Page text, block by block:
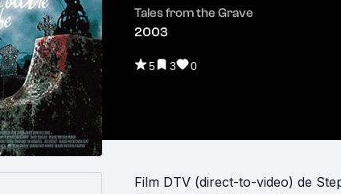
Tales from the Grave
2003
5 3 0
Film DTV (direct-to-video) de